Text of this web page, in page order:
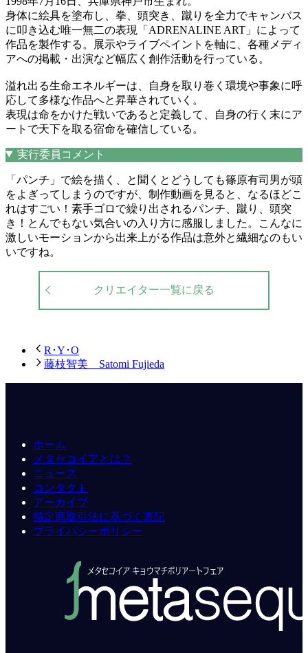
身体に絵具を塗布し、拳、頭突き、蹴りを全力でキャンバス
に叩き込む唯一無二の表現「ADRENALINE ART」によって
作品を製作する。展示やライブペイントを軸に、各種メディ
アへの掲載・出演など幅広く創作活動を行っている。
溢れ出る生命エネルギーは、自身を取り巻く環境や事象に呼
応して多様な作品へと昇華されていく。
表現は命をかけた戦いであると定義して、自身の行く末にア
ートで天下を取る宿命を確信している。
実行委員コメント
「パンチ」で絵を描く、と聞くとどうしても篠原有司男が頭
をよぎってしまうのですが、制作動画を見ると、なるほどこ
れはすごい！素手ゴロで繰り出されるパンチ、蹴り、頭突
き！とんでもない気合いの入り方に感服しました。こんなに
激しいモーションから出来上がる作品は意外と繊細なのもい
いですね。
クリエイター一覧に戻る
R･Y･O
藤枝智美 Satomi Fujieda
ホーム
メタセコイアとは？
ニュース
コンタクト
アーカイブ
特定商取引法に基づく表記
プライバシーポリシー